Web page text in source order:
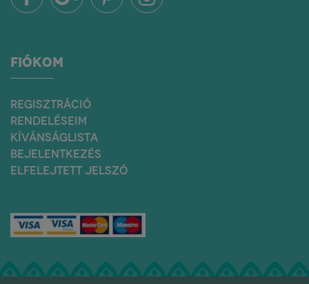
FIÓKOM
REGISZTRÁCIÓ
RENDELÉSEIM
KÍVÁNSÁGLISTA
BEJELENTKEZÉS
ELFELEJTETT JELSZÓ